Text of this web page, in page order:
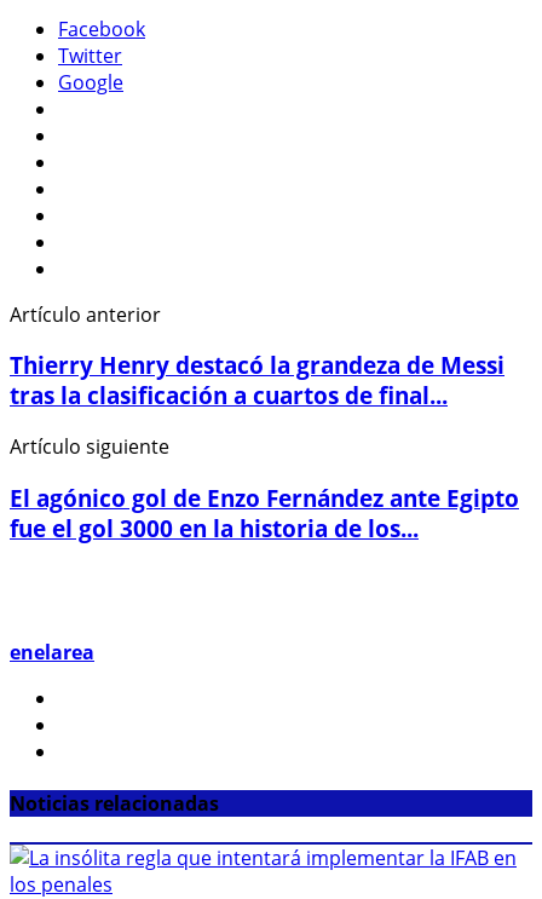
Facebook
Twitter
Google
Artículo anterior
Thierry Henry destacó la grandeza de Messi
tras la clasificación a cuartos de final...
Artículo siguiente
El agónico gol de Enzo Fernández ante Egipto
fue el gol 3000 en la historia de los...
enelarea
Noticias relacionadas